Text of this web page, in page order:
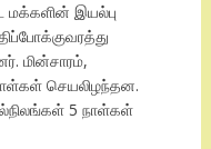
மக்களின் இயல்பு
மின்சாரம்,
செயலிழந்தன.
5 நாள்கள்